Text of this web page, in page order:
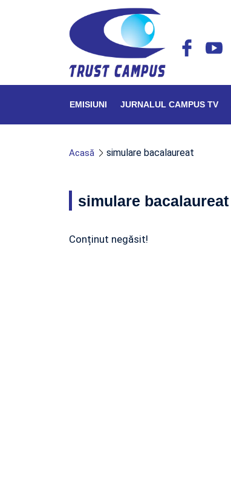
EMISIUNI JURNALUL CAMPUS TV
Acasă simulare bacalaureat
simulare bacalaureat
Conținut negăsit!